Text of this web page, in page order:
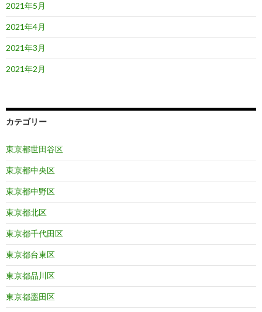
2021年5月
2021年4月
2021年3月
2021年2月
カテゴリー
東京都世田谷区
東京都中央区
東京都中野区
東京都北区
東京都千代田区
東京都台東区
東京都品川区
東京都墨田区